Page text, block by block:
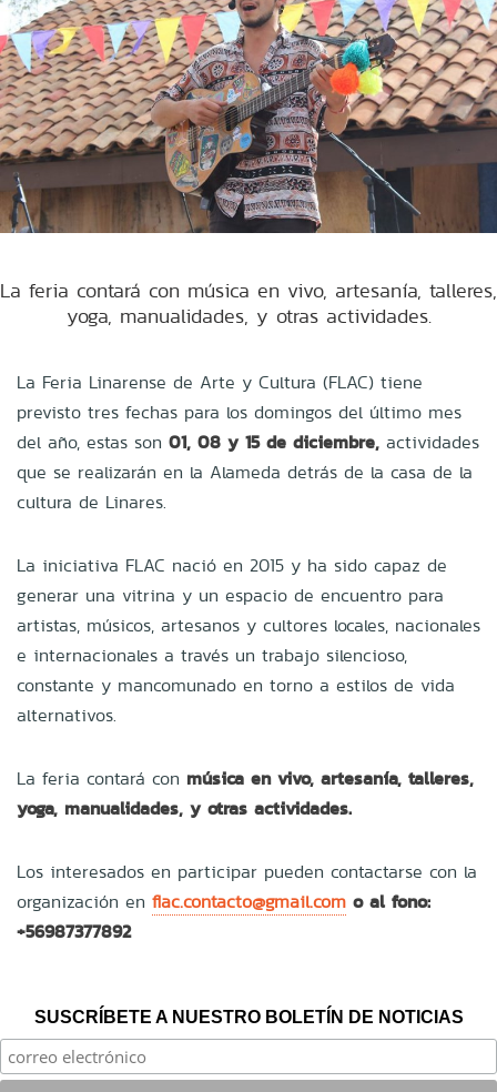
La feria contará con música en vivo, artesanía, talleres,
yoga, manualidades, y otras actividades.
La Feria Linarense de Arte y Cultura (FLAC) tiene
previsto tres fechas para los domingos del último mes
del año, estas son 01, 08 y 15 de diciembre, actividades
que se realizarán en la Alameda detrás de la casa de la
cultura de Linares.
La iniciativa FLAC nació en 2015 y ha sido capaz de
generar una vitrina y un espacio de encuentro para
artistas, músicos, artesanos y cultores locales, nacionales
e internacionales a través un trabajo silencioso,
constante y mancomunado en torno a estilos de vida
alternativos.
La feria contará con música en vivo, artesanía, talleres,
yoga, manualidades, y otras actividades.
Los interesados en participar pueden contactarse con la
organización en flac.contacto@gmail.com o al fono:
+56987377892
SUSCRÍBETE A NUESTRO BOLETÍN DE NOTICIAS